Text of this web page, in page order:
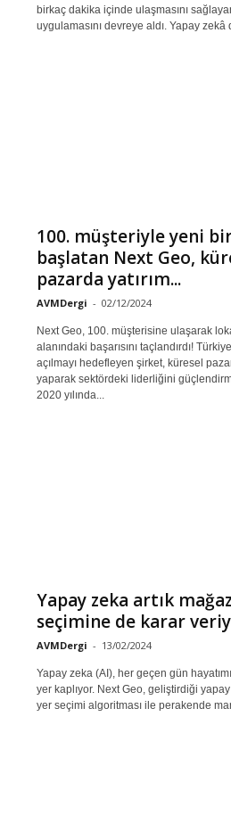
birkaç dakika içinde ulaşmasını
uygulamasını devreye aldı. Yapay zekâ
100. müşteriyle yeni
başlatan Next Geo,
pazarda yatırım...
AVMDergi - 02/12/2024
Next Geo, 100. müşterisine ulaşarak
alanındaki başarısını taçlandırdı!
açılmayı hedefleyen şirket, küresel
yaparak sektördeki liderliğini
2020 yılında...
Yapay zeka artık
seçimine de karar
AVMDergi - 13/02/2024
Yapay zeka (AI), her geçen gün
yer kaplıyor. Next Geo, geliştirdiği
yer seçimi algoritması ile perakende